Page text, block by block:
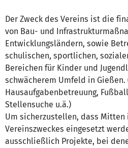
Der Zweck des Vereins ist die
von Bau- und
Entwicklungsländern, sowie
schulischen, sportlichen,
Bereichen für Kinder und
schwächerem Umfeld in Gießen.
Hausaufgabenbetreuung,
Stellensuche u.ä.)
Um sicherzustellen, dass Mitten
Vereinszweckes eingesetzt
ausschließlich Projekte, bei